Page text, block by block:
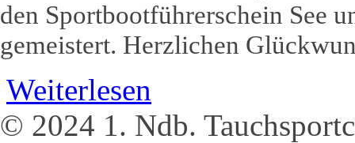
den Sportbootführerschein See
gemeistert. Herzlichen
Weiterlesen
© 2024 1. Ndb.